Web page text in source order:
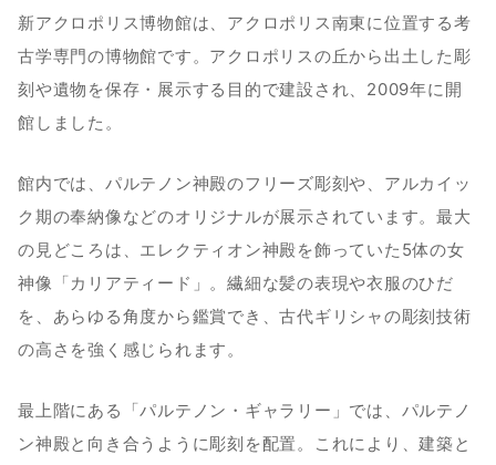
新アクロポリス博物館は、アクロポリス南東に位置する考
古学専門の博物館です。アクロポリスの丘から出土した彫
刻や遺物を保存・展示する目的で建設され、2009年に開
館しました。
館内では、パルテノン神殿のフリーズ彫刻や、アルカイッ
ク期の奉納像などのオリジナルが展示されています。最大
の見どころは、エレクティオン神殿を飾っていた5体の女
神像「カリアティード」。繊細な髪の表現や衣服のひだ
を、あらゆる角度から鑑賞でき、古代ギリシャの彫刻技術
の高さを強く感じられます。
最上階にある「パルテノン・ギャラリー」では、パルテノ
ン神殿と向き合うように彫刻を配置。これにより、建築と